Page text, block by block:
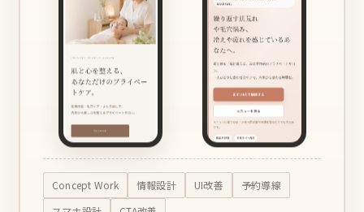
Concept Work 情報設計 UI改善
予約導線